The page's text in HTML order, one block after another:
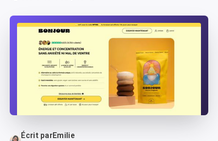
Écrit parEmilie